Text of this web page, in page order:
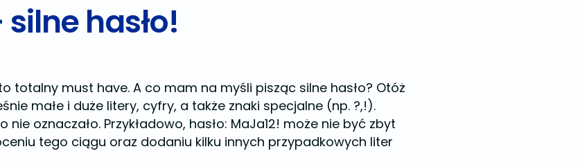
hasło!
totalny must have. A co mam na myśli pisząc silne hasło? Otóż
małe i duże litery, cyfry, a także znaki specjalne (np. ?,!).
oznaczało. Przykładowo, hasło: MaJa12! może nie być zbyt
tego ciągu oraz dodaniu kilku innych przypadkowych liter